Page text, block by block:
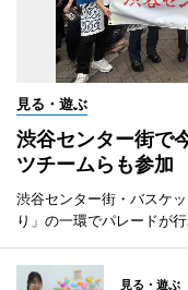
見る・遊ぶ
渋谷センター街で
ツチームらも参加
渋谷センター街・バスケ
り」の一環でパレードが行
見る・遊ぶ